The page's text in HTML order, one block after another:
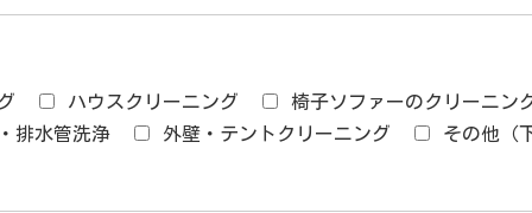
ハウスクリーニング
椅子ソファーのクリーニン
排水管洗浄 外壁・テントクリーニング その他（